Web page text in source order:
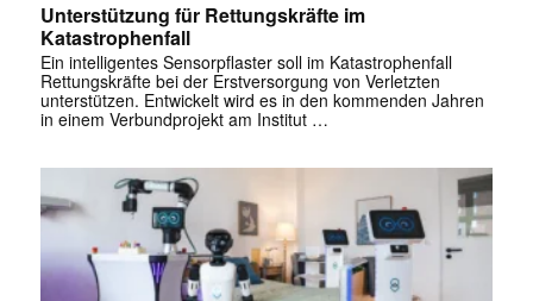
Unterstützung für Rettungskräfte im
Katastrophenfall
Ein intelligentes Sensorpflaster soll im Katastrophenfall
Rettungskräfte bei der Erstversorgung von Verletzten
unterstützen. Entwickelt wird es in den kommenden Jahren
in einem Verbundprojekt am Institut …